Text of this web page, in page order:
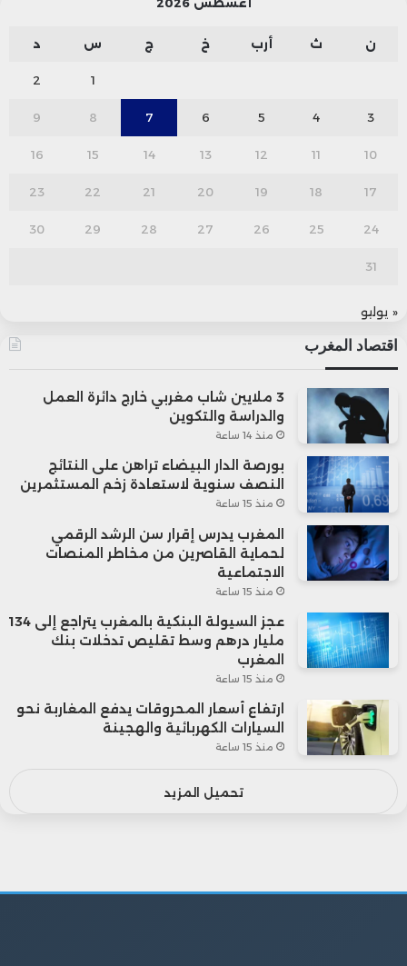
ن ث أرب خ ج س د
1
2
3
4
5
6
7
8
9
10
11
12
13
14
15
16
17
18
19
20
21
22
23
24
25
26
27
28
29
30
31
« يوليو
اقتصاد المغرب
3 ملايين شاب مغربي خارج دائرة العمل
والدراسة والتكوين
منذ 14 ساعة
بورصة الدار البيضاء تراهن على النتائج
النصف سنوية لاستعادة زخم المستثمرين
منذ 15 ساعة
المغرب يدرس إقرار سن الرشد الرقمي
لحماية القاصرين من مخاطر المنصات
الاجتماعية
منذ 15 ساعة
عجز السيولة البنكية بالمغرب يتراجع إلى 134
مليار درهم وسط تقليص تدخلات بنك
المغرب
منذ 15 ساعة
ارتفاع أسعار المحروقات يدفع المغاربة نحو
السيارات الكهربائية والهجينة
منذ 15 ساعة
تحميل المزيد